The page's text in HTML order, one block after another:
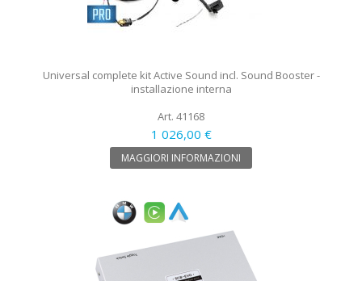
Universal complete kit Active Sound incl. Sound Booster -
installazione interna
Art. 41168
1 026,00 €
MAGGIORI INFORMAZIONI